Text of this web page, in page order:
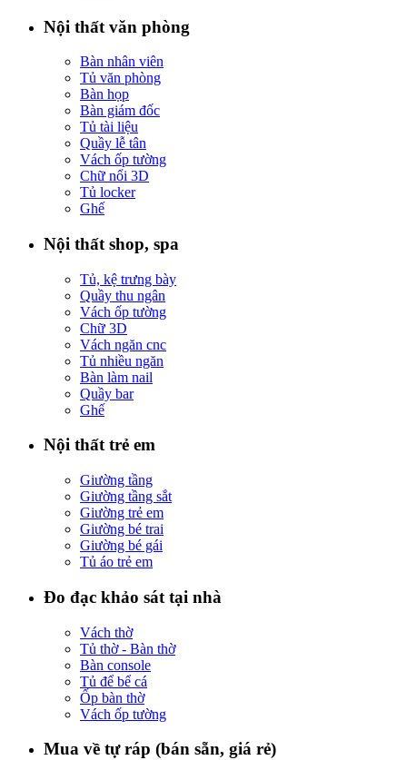
Nội thất văn phòng
Bàn nhân viên
Tủ văn phòng
Bàn họp
Bàn giám đốc
Tủ tài liệu
Quầy lễ tân
Vách ốp tường
Chữ nổi 3D
Tủ locker
Ghế
Nội thất shop, spa
Tủ, kệ trưng bày
Quầy thu ngân
Vách ốp tường
Chữ 3D
Vách ngăn cnc
Tủ nhiều ngăn
Bàn làm nail
Quầy bar
Ghế
Nội thất trẻ em
Giường tầng
Giường tầng sắt
Giường trẻ em
Giường bé trai
Giường bé gái
Tủ áo trẻ em
Đo đạc khảo sát tại nhà
Vách thờ
Tủ thờ - Bàn thờ
Bàn console
Tủ để bể cá
Ốp bàn thờ
Vách ốp tường
Mua về tự ráp (bán sẵn, giá rẻ)